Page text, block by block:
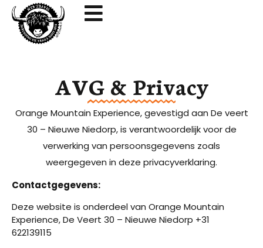
AVG & Privacy
Orange Mountain Experience, gevestigd aan De veert
30 – Nieuwe Niedorp, is verantwoordelijk voor de
verwerking van persoonsgegevens zoals
weergegeven in deze privacyverklaring.
Contactgegevens:
Deze website is onderdeel van Orange Mountain
Experience, De Veert 30 – Nieuwe Niedorp +31
622139115